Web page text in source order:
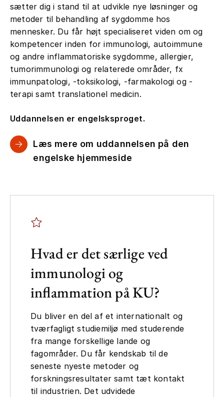
sætter dig i stand til at udvikle nye løsninger og
metoder til behandling af sygdomme hos
mennesker. Du får højt specialiseret viden om og
kompetencer inden for immunologi, autoimmune
og andre inflammatoriske sygdomme, allergier,
tumorimmunologi og relaterede områder, fx
immunpatologi, -toksikologi, -farmakologi og -
terapi samt translationel medicin.
Uddannelsen er engelsksproget.
Læs mere om uddannelsen på den
engelske hjemmeside
Hvad er det særlige ved
immunologi og
inflammation på KU?
Du bliver en del af et internationalt og
tværfagligt studiemiljø med studerende
fra mange forskellige lande og
fagområder. Du får kendskab til de
seneste nyeste metoder og
forskningsresultater samt tæt kontakt
til industrien. Det udvidede